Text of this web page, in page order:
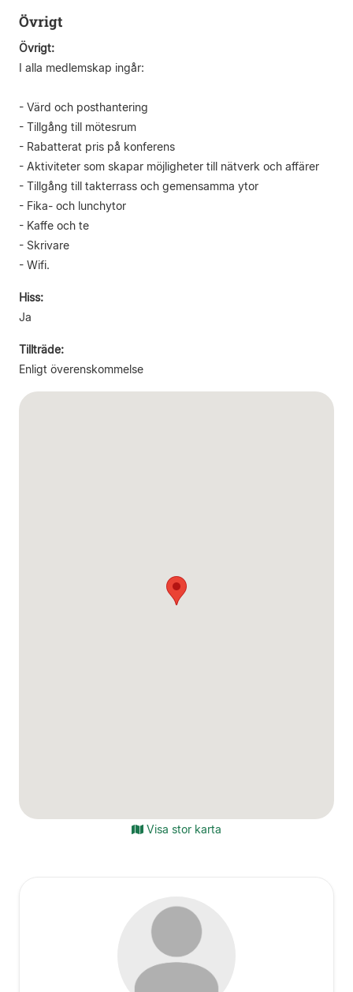
Övrigt
Övrigt:
I alla medlemskap ingår:
- Värd och posthantering
- Tillgång till mötesrum
- Rabatterat pris på konferens
- Aktiviteter som skapar möjligheter till nätverk och affärer
- Tillgång till takterrass och gemensamma ytor
- Fika- och lunchytor
- Kaffe och te
- Skrivare
- Wifi.
Hiss:
Ja
Tillträde:
Enligt överenskommelse
Visa stor karta